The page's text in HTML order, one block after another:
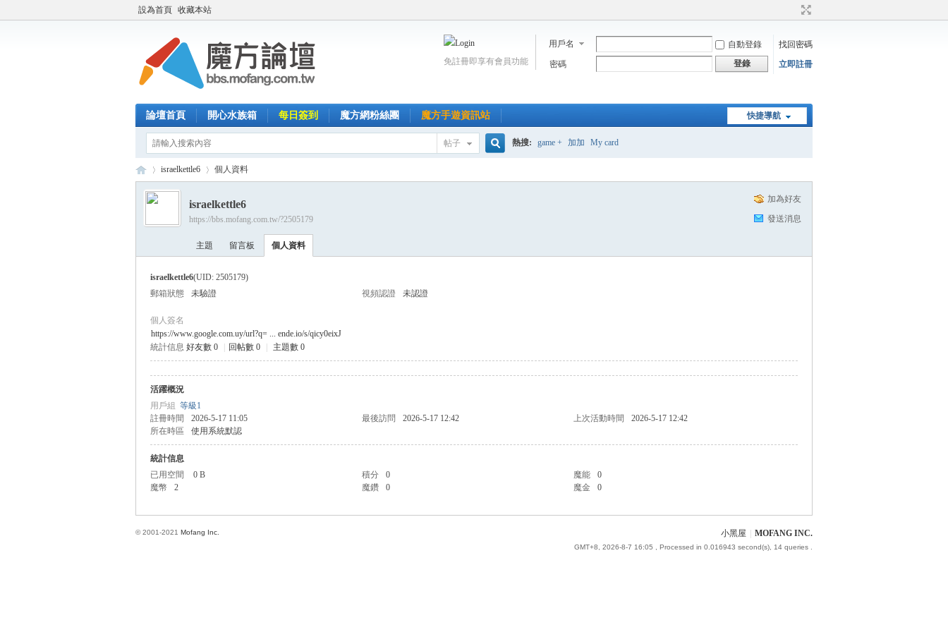
設為首頁 收藏本站
用戶名 自動登錄
找回密碼
密碼
登錄 立即註冊
免註冊即享有會員功能
快捷導航
論壇首頁 開心水族箱 每日簽到 魔方網粉絲團 魔方手遊資訊站
帖子 熱搜: game + 加加 My card
›
israelkettle6 個人資料
加為好友
發送消息
israelkettle6
https://bbs.mofang.com.tw/?2505179
主題 留言板 個人資料
israelkettle6(UID: 2505179)
郵箱狀態
未驗證 視頻認證 未認證
個人簽名
https://www.google.com.uy/url?q= ... ende.io/s/qicy0eixJ
統計信息 好友數 0 回帖數 0 主題數 0
活躍概況
用戶組 等級1
註冊時間
2026-5-17 11:05 最後訪問 2026-5-17 12:42 上次活動時間
2026-5-17 12:42
所在時區
使用系統默認
統計信息
已用空間
0 B 積分 0 魔能
0
魔幣
2 魔鑽 0 魔金 0
小黑屋 MOFANG INC.
GMT+8, 2026-8-7 16:05 , Processed in 0.016943 second(s), 14 queries .
© 2001-2021 Mofang Inc.